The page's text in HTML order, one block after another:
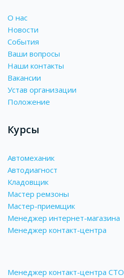
О нас
Новости
События
Ваши вопросы
Наши контакты
Вакансии
Устав организации
Положение
Курсы
Автомеханик
Автодиагност
Кладовщик
Мастер ремзоны
Мастер-приемщик
Менеджер интернет-магазина
Менеджер контакт-центра
Менеджер контакт-центра СТО